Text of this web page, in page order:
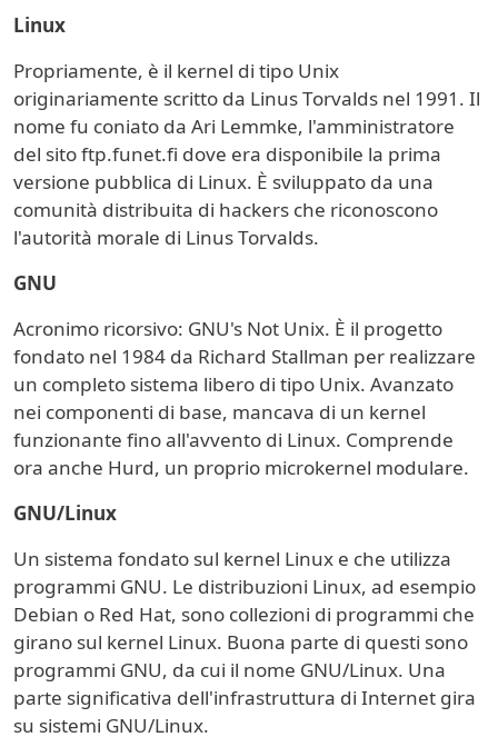
Linux
Propriamente, è il kernel di tipo Unix
originariamente scritto da Linus Torvalds nel 1991. Il
nome fu coniato da Ari Lemmke, l'amministratore
del sito ftp.funet.fi dove era disponibile la prima
versione pubblica di Linux. È sviluppato da una
comunità distribuita di hackers che riconoscono
l'autorità morale di Linus Torvalds.
GNU
Acronimo ricorsivo: GNU's Not Unix. È il progetto
fondato nel 1984 da Richard Stallman per realizzare
un completo sistema libero di tipo Unix. Avanzato
nei componenti di base, mancava di un kernel
funzionante fino all'avvento di Linux. Comprende
ora anche Hurd, un proprio microkernel modulare.
GNU/Linux
Un sistema fondato sul kernel Linux e che utilizza
programmi GNU. Le distribuzioni Linux, ad esempio
Debian o Red Hat, sono collezioni di programmi che
girano sul kernel Linux. Buona parte di questi sono
programmi GNU, da cui il nome GNU/Linux. Una
parte significativa dell'infrastruttura di Internet gira
su sistemi GNU/Linux.